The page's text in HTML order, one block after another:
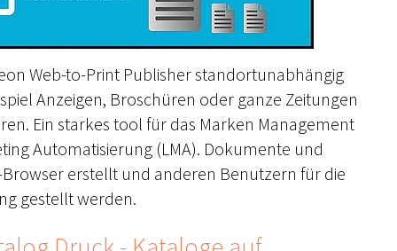
Web-to-Print Publisher standortunabhängig
Anzeigen, Broschüren oder ganze Zeitungen
Ein starkes tool für das Marken Management
Automatisierung (LMA). Dokumente und
erstellt und anderen Benutzern für die
gestellt werden.